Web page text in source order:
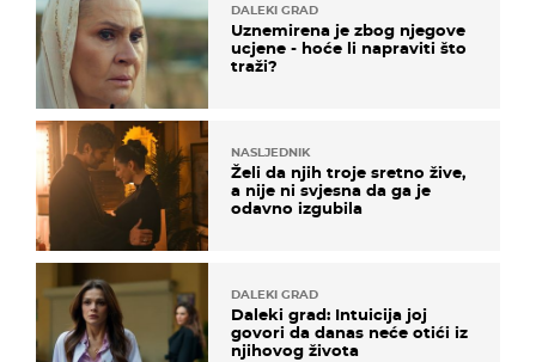
DALEKI GRAD
Uznemirena je zbog njegove
ucjene - hoće li napraviti što
traži?
NASLJEDNIK
Želi da njih troje sretno žive,
a nije ni svjesna da ga je
odavno izgubila
DALEKI GRAD
Daleki grad: Intuicija joj
govori da danas neće otići iz
njihovog života